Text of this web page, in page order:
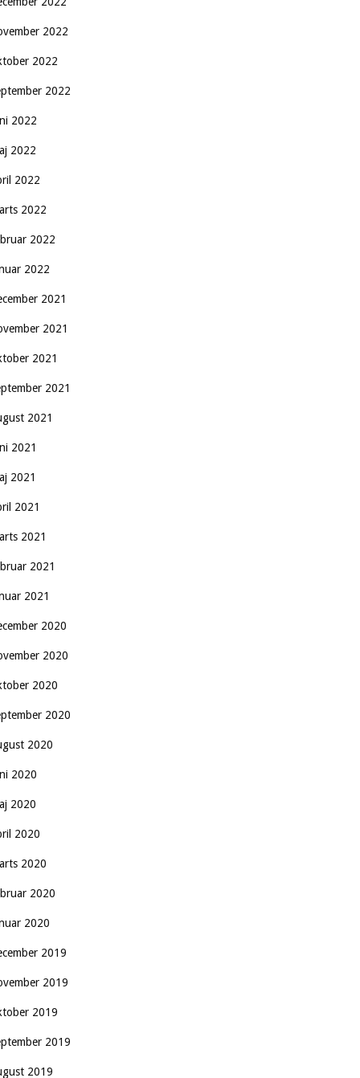
2022
2022
2022
2022
2022
2022
2022
2022
2022
2021
2021
2021
2021
2021
2021
2021
2021
2021
2021
2021
2020
2020
2020
2020
2020
2020
2020
2020
2020
2020
2020
2019
2019
2019
2019
2019